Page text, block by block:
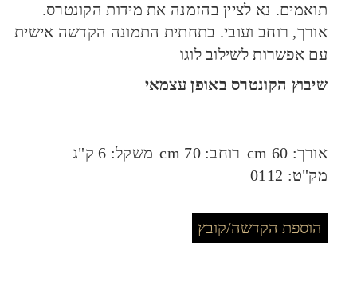
תואמים. נא לציין בהזמנה את מידות הקונטרס.
אורך, רוחב ועובי. בתחתית התמונה הקדשה אישית
עם אפשרות לשילוב לוגו
שיבוץ הקונטרס באופן עצמאי
אורך: 60 cm רוחב: 70 cm משקל: 6 ק"ג
מק"ט: 0112
הוספת הקדשה/קובץ